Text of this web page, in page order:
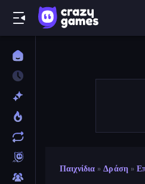
Παιχνίδια » Δράση »